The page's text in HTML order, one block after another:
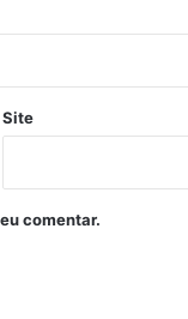
Site
comentar.